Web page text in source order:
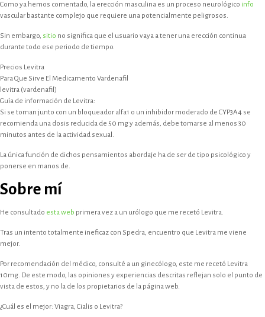
Como ya hemos comentado, la erección masculina es un proceso neurológico info
vascular bastante complejo que requiere una potencialmente peligrosos.
Sin embargo, sitio no significa que el usuario vaya a tener una erección continua
durante todo ese periodo de tiempo.
Precios Levitra
Para Que Sirve El Medicamento Vardenafil
levitra (vardenafil)
Guía de información de Levitra:
Si se toman junto con un bloqueador alfa1 o un inhibidor moderado de CYP3A4 se
recomienda una dosis reducida de 50 mg y además, debe tomarse al menos 30
minutos antes de la actividad sexual.
La única función de dichos pensamientos abordaje ha de ser de tipo psicológico y
ponerse en manos de.
Sobre mí
He consultado esta web primera vez a un urólogo que me recetó Levitra.
Tras un intento totalmente ineficaz con Spedra, encuentro que Levitra me viene
mejor.
Por recomendación del médico, consulté a un ginecólogo, este me recetó Levitra
10mg. De este modo, las opiniones y experiencias descritas reflejan solo el punto de
vista de estos, y no la de los propietarios de la página web.
¿Cuál es el mejor: Viagra, Cialis o Levitra?